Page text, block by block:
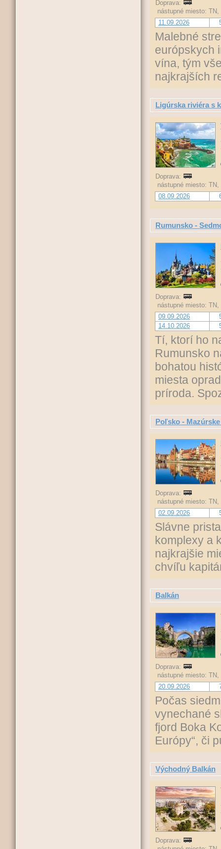
Doprava:
nástupné miesto:
11.09.2026
Malebné
európskych
vína, tým
najkrajších
Ligúrska riviéra s
Doprava:
nástupné miesto:
08.09.2026
Rumunsko -
Doprava:
nástupné miesto:
09.09.2026
14.10.2026
Tí, ktorí ho
Rumunsko
bohatou
miesta
príroda.
Poľsko -
Doprava:
nástupné miesto:
02.09.2026
Slávne
komplexy a
najkrajšie
chvíľu
Balkán
Doprava:
nástupné miesto:
20.09.2026
Počas
vynechané
fjord Boka
Európy“, či
Východný Balkán
Doprava: